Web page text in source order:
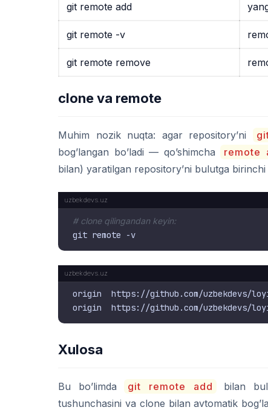
git remote add
git remote -v
git remote remove
clone va remote
Muhim nozik nuqta: agar repository’ni
bog’langan bo’ladi — qo’shimcha
remote
bilan) yaratilgan repository’ni bulutga
# clone qilingandan keyin:
origin  https://github.com/uzbekdevs/
Xulosa
Bu bo’limda git remote add bilan
tushunchasini va clone bilan avtomatik